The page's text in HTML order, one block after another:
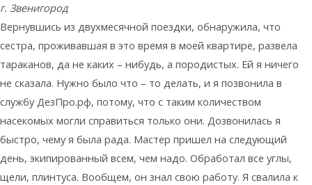
г. Звенигород
Вернувшись из двухмесячной поездки, обнаружила, что
сестра, проживавшая в это время в моей квартире, развела
тараканов, да не каких – нибудь, а породистых. Ей я ничего
не сказала. Нужно было что – то делать, и я позвонила в
службу ДезПро.рф, потому, что с таким количеством
насекомых могли справиться только они. Дозвонилась я
быстро, чему я была рада. Мастер пришел на следующий
день, экипированный всем, чем надо. Обработал все углы,
щели, плинтуса. Вообщем, он знал свою работу. Я свалила к